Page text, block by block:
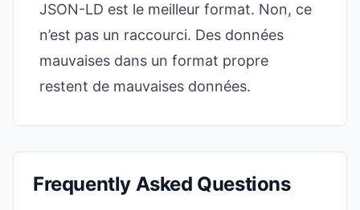
JSON-LD est le meilleur format. Non, ce
n’est pas un raccourci. Des données
mauvaises dans un format propre
restent de mauvaises données.
Frequently Asked Questions